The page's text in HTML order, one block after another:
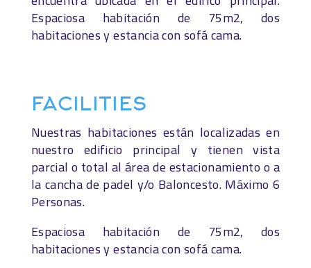
Espaciosa habitación de 75m2, dos
habitaciones y estancia con sofá cama.
FACILITIES
Nuestras habitaciones están localizadas en
nuestro edificio principal y tienen vista
parcial o total al área de estacionamiento o a
la cancha de padel y/o Baloncesto. Máximo 6
Personas.
Espaciosa habitación de 75m2, dos
habitaciones y estancia con sofá cama.